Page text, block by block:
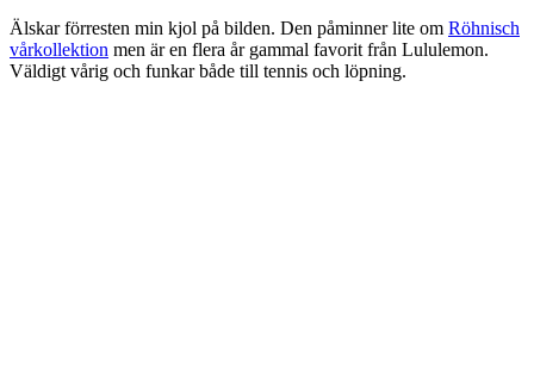
Älskar förresten min kjol på bilden. Den påminner lite om Röhnisch
vårkollektion men är en flera år gammal favorit från Lululemon.
Väldigt vårig och funkar både till tennis och löpning.